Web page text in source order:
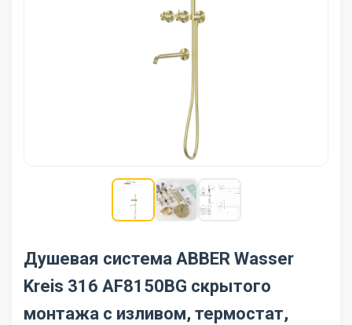
Душевая система ABBER Wasser
Kreis 316 AF8150BG скрытого
монтажа с изливом, термостат,